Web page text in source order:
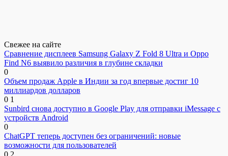
Свежее на сайте
Сравнение дисплеев Samsung Galaxy Z Fold 8 Ultra и Oppo
Find N6 выявило различия в глубине складки
0
Объем продаж Apple в Индии за год впервые достиг 10
миллиардов долларов
0 1
Sunbird снова доступно в Google Play для отправки iMessage с
устройств Android
0
ChatGPT теперь доступен без ограничений: новые
возможности для пользователей
0 2